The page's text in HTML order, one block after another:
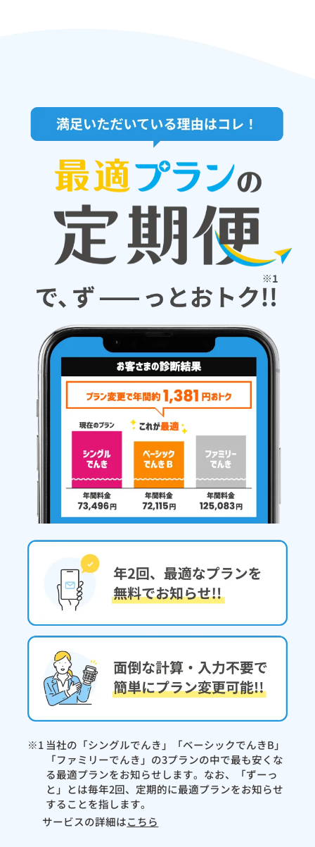
※1 当社の「シングルでんき」「ベーシックでんきB」
「ファミリーでんき」の3プランの中で最も安くな
る最適プランをお知らせします。なお、「ずーっ
と」とは毎年2回、定期的に最適プランをお知らせ
することを指します。
サービスの詳細はこちら